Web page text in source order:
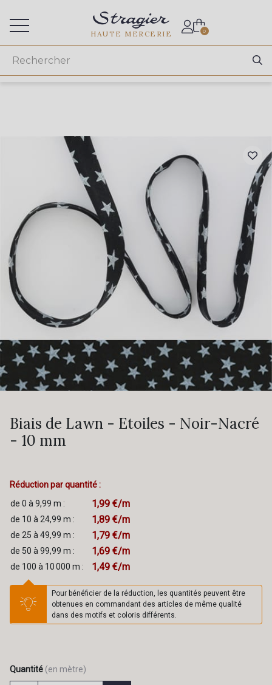
HAUTE MERCERIE 0
Biais de Lawn - Etoiles - Noir-Nacré
- 10 mm
Réduction par quantité :
de 0 à 9,99 m :
1,99 €/m
de 10 à 24,99 m : 1,89 €/m
de 25 à 49,99 m : 1,79 €/m
de 50 à 99,99 m : 1,69 €/m
de 100 à 10 000 m : 1,49 €/m
Pour bénéficier de la réduction, les quantités peuvent être
obtenues en commandant des articles de même qualité
dans des motifs et coloris différents.
Quantité (en mètre)